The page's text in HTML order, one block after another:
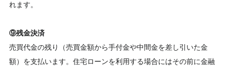
れます。
⑨残金決済
売買代金の残り（売買金額から手付金や中間金を差し引いた金
額）を支払います。住宅ローンを利用する場合にはその前に金融